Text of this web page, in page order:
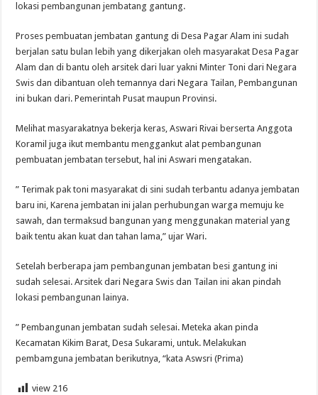
lokasi pembangunan jembatang gantung.
Proses pembuatan jembatan gantung di Desa Pagar Alam ini sudah
berjalan satu bulan lebih yang dikerjakan oleh masyarakat Desa Pagar
Alam dan di bantu oleh arsitek dari luar yakni Minter Toni dari Negara
Swis dan dibantuan oleh temannya dari Negara Tailan, Pembangunan
ini bukan dari. Pemerintah Pusat maupun Provinsi.
Melihat masyarakatnya bekerja keras, Aswari Rivai berserta Anggota
Koramil juga ikut membantu menggankut alat pembangunan
pembuatan jembatan tersebut, hal ini Aswari mengatakan.
” Terimak pak toni masyarakat di sini sudah terbantu adanya jembatan
baru ini, Karena jembatan ini jalan perhubungan warga memuju ke
sawah, dan termaksud bangunan yang menggunakan material yang
baik tentu akan kuat dan tahan lama,” ujar Wari.
Setelah berberapa jam pembangunan jembatan besi gantung ini
sudah selesai. Arsitek dari Negara Swis dan Tailan ini akan pindah
lokasi pembangunan lainya.
” Pembangunan jembatan sudah selesai. Meteka akan pinda
Kecamatan Kikim Barat, Desa Sukarami, untuk. Melakukan
pembamguna jembatan berikutnya, “kata Aswsri (Prima)
view 216